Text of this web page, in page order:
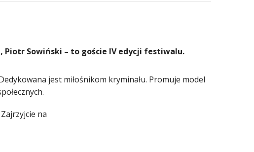
Piotr Sowiński – to goście IV edycji festiwalu.
jest miłośnikom kryminału. Promuje model
na